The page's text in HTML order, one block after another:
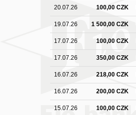
20.07.26 100,00 CZK
19.07.26 1 500,00 CZK
17.07.26 100,00 CZK
17.07.26 350,00 CZK
16.07.26 218,00 CZK
16.07.26 200,00 CZK
15.07.26 100,00 CZK